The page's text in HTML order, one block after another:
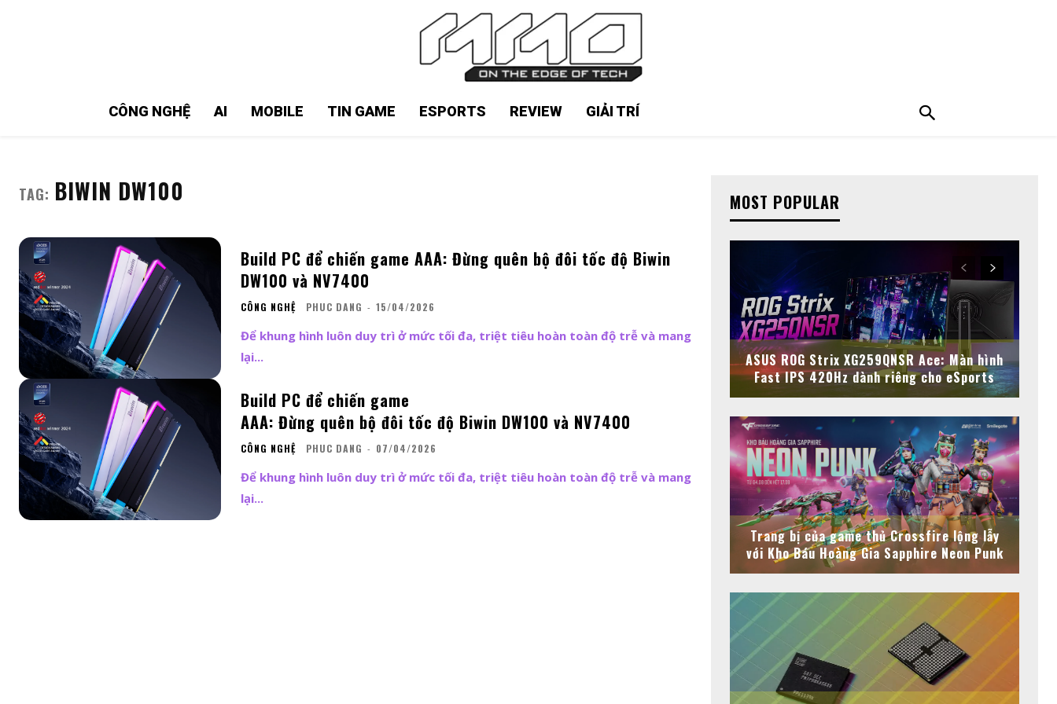
CÔNG NGHỆ AI MOBILE TIN GAME ESPORTS REVIEW GIẢI TRÍ
TAG: BIWIN DW100
Build PC để chiến game AAA: Đừng quên bộ đôi tốc độ Biwin
DW100 và NV7400
CÔNG NGHỆ PHUC DANG - 15/04/2026
Để khung hình luôn duy trì ở mức tối đa, triệt tiêu hoàn toàn độ trễ và mang
lại...
Build PC để chiến game
AAA: Đừng quên bộ đôi tốc độ Biwin DW100 và NV7400
CÔNG NGHỆ PHUC DANG - 07/04/2026
Để khung hình luôn duy trì ở mức tối đa, triệt tiêu hoàn toàn độ trễ và mang
lại...
MOST POPULAR
ASUS ROG Strix XG259QNSR Ace: Màn hình
Fast IPS 420Hz dành riêng cho eSports
Trang bị của game thủ Crossfire lộng lẫy
với Kho Báu Hoàng Gia Sapphire Neon Punk